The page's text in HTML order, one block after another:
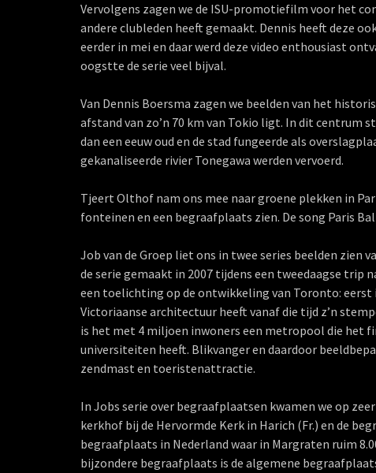
Vervolgens zagen we de ISU-promotiefilm voor het
andere clubleden heeft gemaakt. Dennis heeft deze
eerder in mei en daar werd deze video enthousiast
oogstte de serie veel bijval.
Van Dennis Boersma zagen we beelden van het
afstand van zo’n 70 km van Tokio ligt. In dit centrum
dan een eeuw oud en de stad fungeerde als
gekanaliseerde rivier Tonegawa werden vervoerd.
Tjeert Olthof nam ons mee naar groene plekken in
fonteinen en een begraafplaats zien. De song Paris
Job van de Groep liet ons in twee series beelden zien
de serie gemaakt in 2007 tijdens een tweedaagse
een toelichting op de ontwikkeling van Toronto: eerst
Victoriaanse architectuur heeft vanaf die tijd z’n
is het met 4 miljoen inwoners een metropool die het
universiteiten heeft. Blikvanger en daardoor
zendmast en toeristenattractie.
In Jobs serie over begraafplaatsen kwamen we op
kerkhof bij de Hervormde Kerk in Harich (Fr.) en de
begraafplaats in Nederland waar in Margraten ruim
bijzondere begraafplaats is de algemene